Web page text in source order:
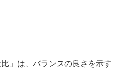
」は、バランスの良さを示す